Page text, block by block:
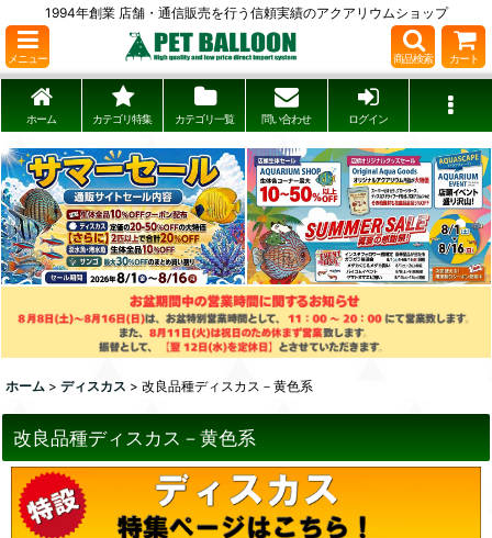
1994年創業 店舗・通信販売を行う信頼実績のアクアリウムショップ
メニュー 商品検索 カート
ホーム カテゴリ特集 カテゴリ一覧 問い合わせ ログイン
ホーム > ディスカス > 改良品種ディスカス－黄色系
改良品種ディスカス－黄色系